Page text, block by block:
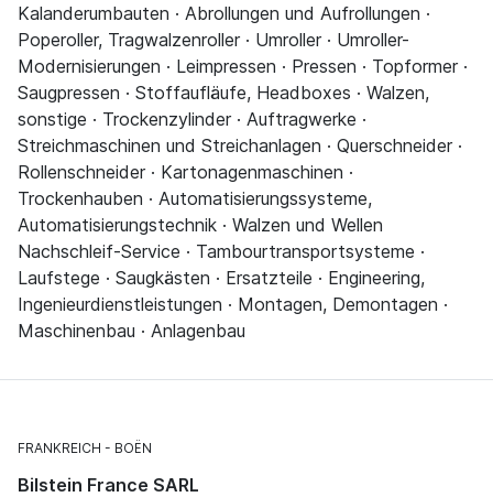
Kalanderumbauten · Abrollungen und Aufrollungen ·
Poperoller, Tragwalzenroller · Umroller · Umroller-
Modernisierungen · Leimpressen · Pressen · Topformer ·
Saugpressen · Stoffaufläufe, Headboxes · Walzen,
sonstige · Trockenzylinder · Auftragwerke ·
Streichmaschinen und Streichanlagen · Querschneider ·
Rollenschneider · Kartonagenmaschinen ·
Trockenhauben · Automatisierungssysteme,
Automatisierungstechnik · Walzen und Wellen
Nachschleif-Service · Tambourtransportsysteme ·
Laufstege · Saugkästen · Ersatzteile · Engineering,
Ingenieurdienstleistungen · Montagen, Demontagen ·
Maschinenbau · Anlagenbau
FRANKREICH BOËN
Bilstein France SARL